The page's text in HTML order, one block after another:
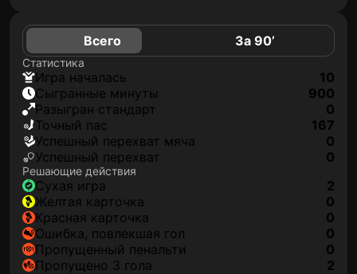
Всего За 90’
Статистика
игра началась
10
сыгранные минуты
900
разыгран стандарт
0
точный пас
167
успешный перехват мяча
0
успешный перехват
0
Решающие действия
сухая игра
2
желтая карточка
0
красная карточка
0
ошибка, повлекшая гол
0
пропущенный пенальти
0
Пропущено 3 гола
2